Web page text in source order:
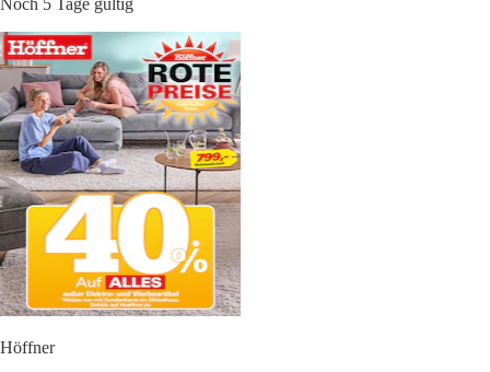
Noch 5 Tage gültig
Höffner